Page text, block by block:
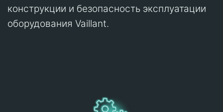
конструкции и безопасность эксплуатации
оборудования Vaillant.